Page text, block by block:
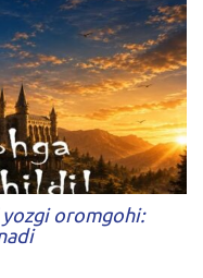
yozgi oromgohi: